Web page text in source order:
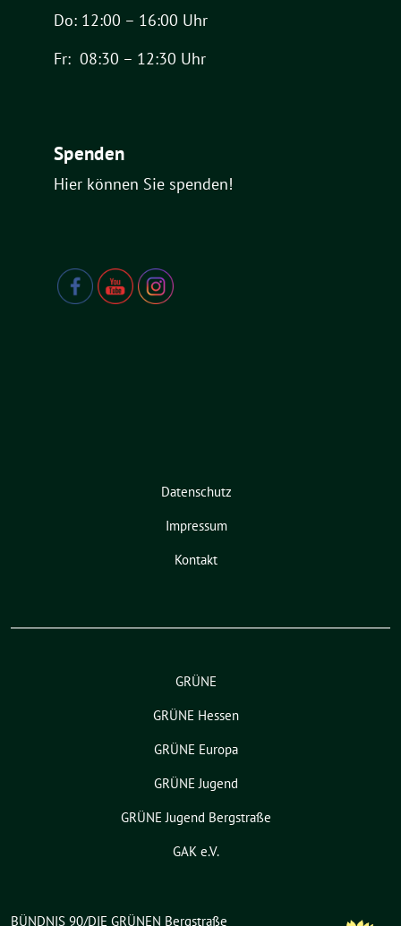
Do: 12:00 – 16:00 Uhr
Fr: 08:30 – 12:30 Uhr
Spenden
Hier können Sie spenden!
Datenschutz
Impressum
Kontakt
GRÜNE
GRÜNE Hessen
GRÜNE Europa
GRÜNE Jugend
GRÜNE Jugend Bergstraße
GAK e.V.
BÜNDNIS 90/DIE GRÜNEN Bergstraße